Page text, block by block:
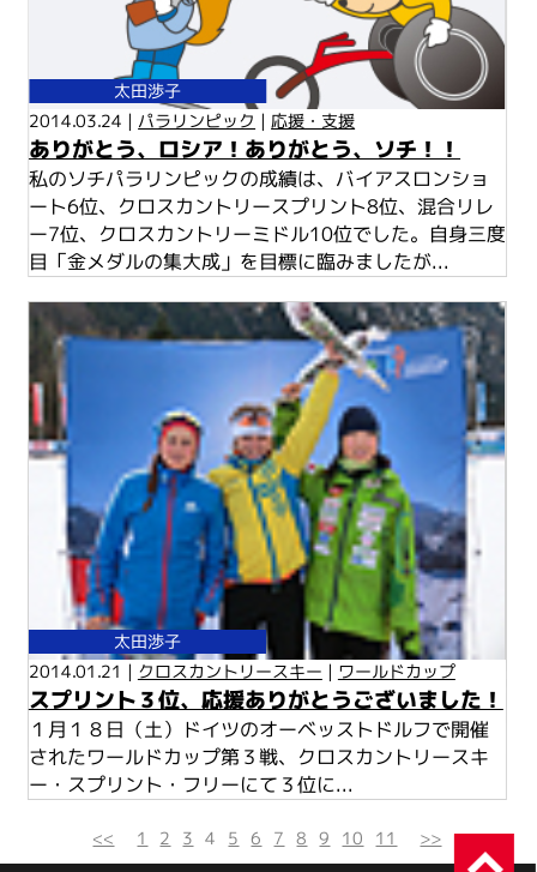
太田渉子
2014.03.24 | パラリンピック |応援・支援
ありがとう、ロシア！ありがとう、ソチ！！
私のソチパラリンピックの成績は、バイアスロンショ
ート6位、クロスカントリースプリント8位、混合リレ
ー7位、クロスカントリーミドル10位でした。自身三度
目「金メダルの集大成」を目標に臨みましたが...
太田渉子
2014.01.21 | クロスカントリースキー | ワールドカップ
スプリント３位、応援ありがとうございました！
１月１８日（土）ドイツのオーベッストドルフで開催
されたワールドカップ第３戦、クロスカントリースキ
ー・スプリント・フリーにて３位に...
<< 1 2 3 4 5 6 7 8 9 10 11 >>